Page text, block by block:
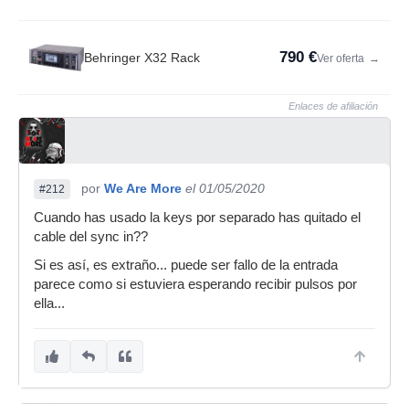
Behringer X32 Rack 790 €Ver oferta →
Enlaces de afiliación
#212 por We Are More el 01/05/2020
Cuando has usado la keys por separado has quitado el
cable del sync in??
Si es así, es extraño... puede ser fallo de la entrada
parece como si estuviera esperando recibir pulsos por
ella...